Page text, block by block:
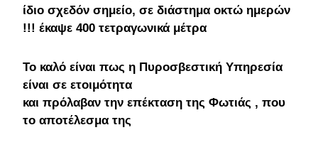
ίδιο σχεδόν σημείο, σε διάστημα οκτώ ημερών
!!! έκαψε 400 τετραγωνικά μέτρα
Το καλό είναι πως η Πυροσβεστική Υπηρεσία
είναι σε ετοιμότητα
και πρόλαβαν την επέκταση της Φωτιάς , που
το αποτέλεσμα της